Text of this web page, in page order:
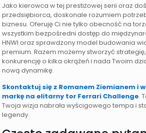
Jako kierowca w tej prestiżowej serii oraz
przedsiębiorca, doskonale rozumiem
biznesu. Oferuję Ci nie tylko obecność na
wszystkim bezpośredni dostęp do
HNWI oraz sprawdzony model budowania
premium. Razem możemy stworzyć
konkurencję o kilka okrążeń i nada Twoim
nową dynamikę.
Skontaktuj się z Romanem Ziemianem i
markę na elitarny tor Ferrari Challenge.
Twoja wizja nabrała wyścigowego tempa i
legendy.